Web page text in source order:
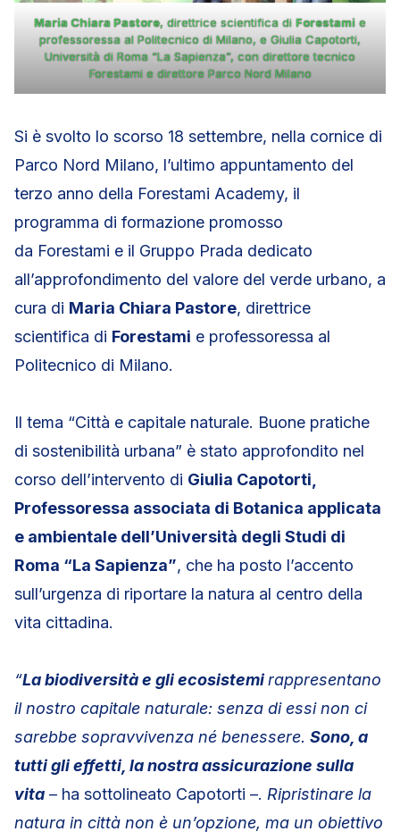
Maria Chiara Pastore, direttrice scientifica di Forestami e
professoressa al Politecnico di Milano, e Giulia Capotorti,
Università di Roma “La Sapienza”, con direttore tecnico
Forestami e direttore Parco Nord Milano
Si è svolto lo scorso 18 settembre, nella cornice di
Parco Nord Milano, l’ultimo appuntamento del
terzo anno della Forestami Academy, il
programma di formazione promosso
da Forestami e il Gruppo Prada dedicato
all’approfondimento del valore del verde urbano, a
cura di Maria Chiara Pastore, direttrice
scientifica di Forestami e professoressa al
Politecnico di Milano.
Il tema “Città e capitale naturale. Buone pratiche
di sostenibilità urbana” è stato approfondito nel
corso dell’intervento di Giulia Capotorti,
Professoressa associata di Botanica applicata
e ambientale dell’Università degli Studi di
Roma “La Sapienza”, che ha posto l’accento
sull’urgenza di riportare la natura al centro della
vita cittadina.
“La biodiversità e gli ecosistemirappresentano
il nostro capitale naturale: senza di essi non ci
sarebbe sopravvivenza né benessere. Sono, a
tutti gli effetti, la nostra assicurazione sulla
vita – ha sottolineato Capotorti –. Ripristinare la
natura in città non è un’opzione, ma un obiettivo